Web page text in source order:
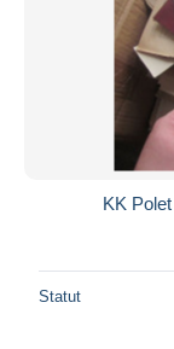
KK
Statut